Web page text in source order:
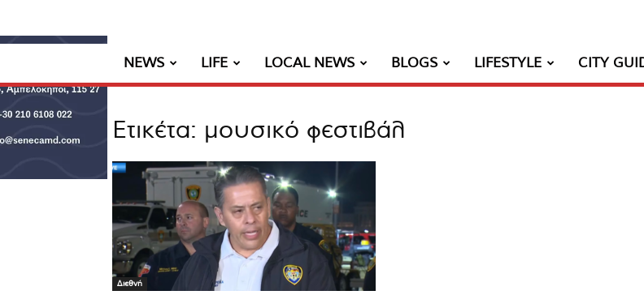
NEWS LIFE LOCAL NEWS BLOGS LIFESTYLE CITY
Ετικέτα: μουσικό φεστιβάλ
Διεθνή